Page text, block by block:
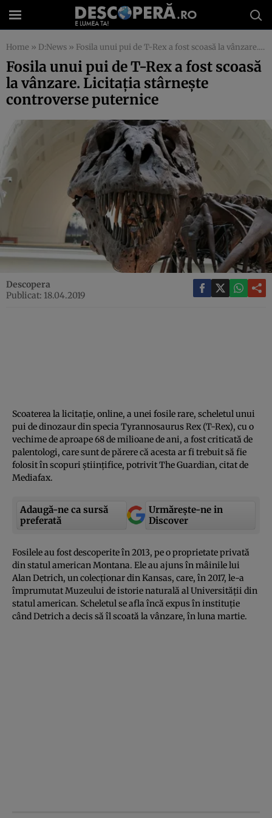
Home » D:News » Fosila unui pui de T-Rex a fost scoasă la vânzare. Licitaţia stârneşte controverse puternice
Fosila unui pui de T-Rex a fost scoasă
la vânzare. Licitaţia stârneşte
controverse puternice
Descopera
Publicat: 18.04.2019
Scoaterea la licitaţie, online, a unei fosile rare, scheletul unui
pui de dinozaur din specia Tyrannosaurus Rex (T-Rex), cu o
vechime de aproape 68 de milioane de ani, a fost criticată de
palentologi, care sunt de părere că acesta ar fi trebuit să fie
folosit în scopuri ştiinţifice, potrivit The Guardian, citat de
Mediafax.
Adaugă-ne ca sursă
preferată
Urmărește-ne in
Discover
Fosilele au fost descoperite în 2013, pe o proprietate privată
din statul american Montana. Ele au ajuns în mâinile lui
Alan Detrich, un colecţionar din Kansas, care, în 2017, le-a
împrumutat Muzeului de istorie naturală al Universităţii din
statul american. Scheletul se afla încă expus în instituţie
când Detrich a decis să îl scoată la vânzare, în luna martie.